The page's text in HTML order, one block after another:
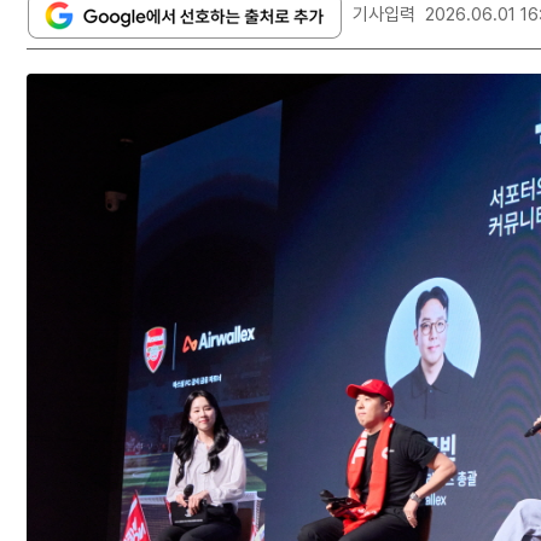
기사입력 2026.06.01